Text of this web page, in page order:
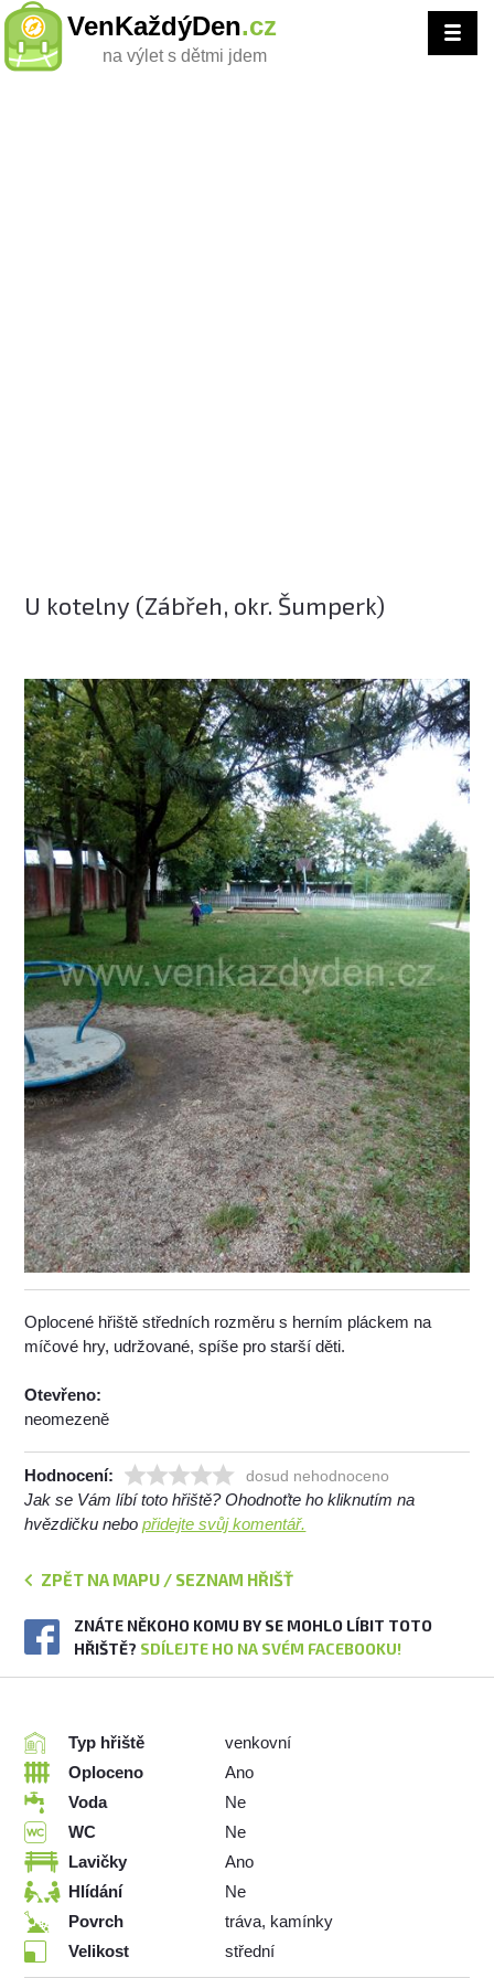
VenKaždýDen.cz
na výlet s dětmi jdem
U kotelny (Zábřeh, okr. Šumperk)
Oplocené hřiště středních rozměru s herním pláckem na
míčové hry, udržované, spíše pro starší děti.
Otevřeno:
neomezeně
Hodnocení: dosud nehodnoceno
Jak se Vám líbí toto hřiště? Ohodnoťte ho kliknutím na
hvězdičku nebopřidejte svůj komentář.
ZPĚT NA MAPU / SEZNAM HŘIŠŤ
ZNÁTE NĚKOHO KOMU BY SE MOHLO LÍBIT TOTO
HŘIŠTĚ? SDÍLEJTE HO NA SVÉM FACEBOOKU!
Typ hřiště
venkovní
Oploceno
Ano
Voda
Ne
WC
Ne
Lavičky
Ano
Hlídání
Ne
Povrch
tráva, kamínky
Velikost
střední